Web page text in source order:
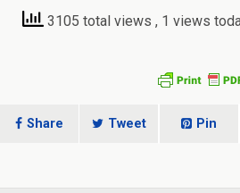
3105 total views , 1 views
Share Tweet Pin